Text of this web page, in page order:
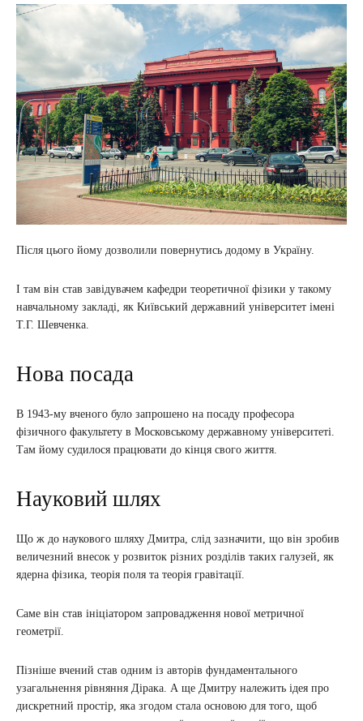
Після цього йому дозволили повернутись додому в Україну.
І там він став завідувачем кафедри теоретичної фізики у такому
навчальному закладі, як Київський державний університет імені
Т.Г. Шевченка.
Нова посада
В 1943-му вченого було запрошено на посаду професора
фізичного факультету в Московському державному університеті.
Там йому судилося працювати до кінця свого життя.
Науковий шлях
Що ж до наукового шляху Дмитра, слід зазначити, що він зробив
величезний внесок у розвиток різних розділів таких галузей, як
ядерна фізика, теорія поля та теорія гравітації.
Саме він став ініціатором запровадження нової метричної
геометрії.
Пізніше вчений став одним із авторів фундаментального
узагальнення рівняння Дірака. А ще Дмитру належить ідея про
дискретний простір, яка згодом стала основою для того, щоб